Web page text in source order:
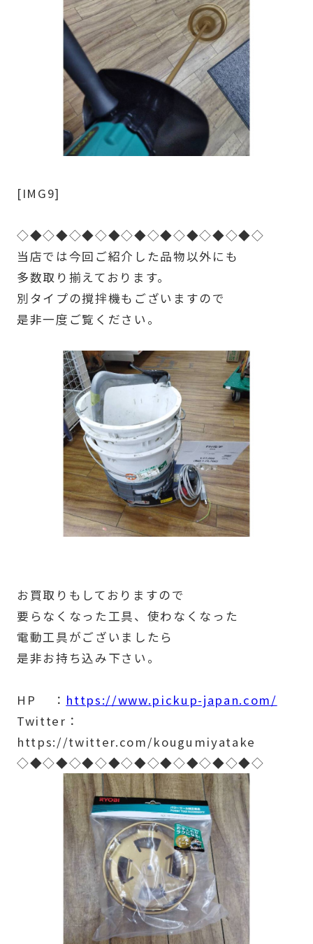
[IMG9]
◇◆◇◆◇◆◇◆◇◆◇◆◇◆◇◆◇◆◇
当店では今回ご紹介した品物以外にも
多数取り揃えております。
別タイプの撹拌機もございますので
是非一度ご覧ください。
お買取りもしておりますので
要らなくなった工具、使わなくなった
電動工具がございましたら
是非お持ち込み下さい。
HP ： https://www.pickup-japan.com/
Twitter：
https://twitter.com/kougumiyatake
◇◆◇◆◇◆◇◆◇◆◇◆◇◆◇◆◇◆◇